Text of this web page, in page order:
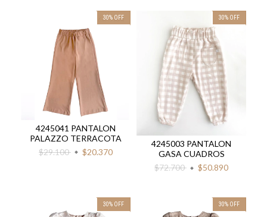
30% OFF
4245041 PANTALON
PALAZZO TERRACOTA
$29.100
$20.370
30% OFF
4245003 PANTALON
GASA CUADROS
$72.700
$50.890
30% OFF 30% OFF